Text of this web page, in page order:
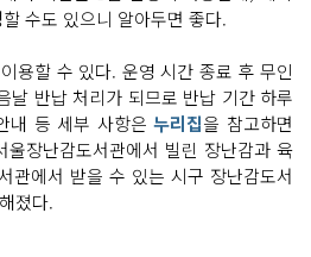
수도 있으니 알아두면 좋다.
용할 수 있다. 운영 시간 종료 후 무인
날 반납 처리가 되므로 반납 기간 하루
내 등 세부 사항은누리집을 참고하면
울장난감도서관에서 빌린 장난감과 육
관에서 받을 수 있는 시구 장난감도서
졌다.